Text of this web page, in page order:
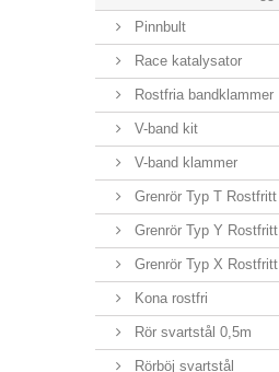
Pinnbult
Race katalysator
Rostfria bandklammer
V-band kit
V-band klammer
Grenrör Typ T Rostfritt
Grenrör Typ Y Rostfritt
Grenrör Typ X Rostfritt
Kona rostfri
Rör svartstål 0,5m
Rörböj svartstål